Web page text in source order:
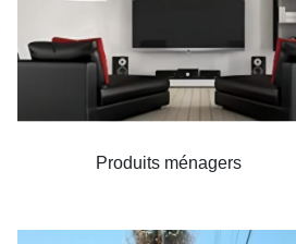
Produits ménagers